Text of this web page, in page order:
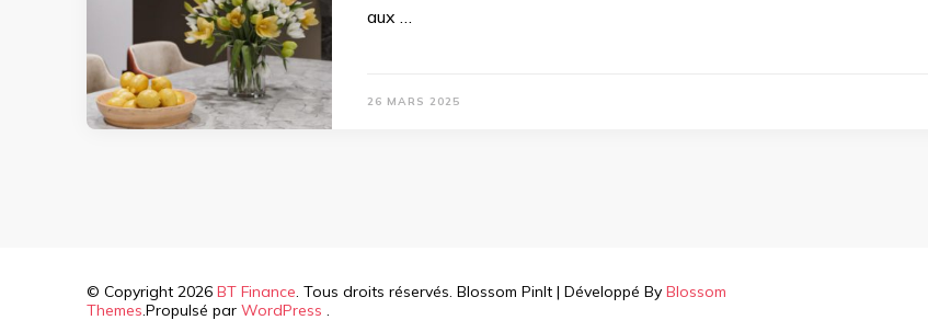
aux …
26 MARS 2025
© Copyright 2026 BT Finance. Tous droits réservés. Blossom PinIt | Développé By Blossom
Themes.Propulsé par WordPress .